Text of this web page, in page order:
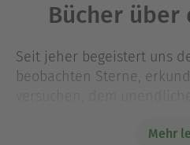
Bücher über
Seit jeher begeistert uns
beobachten Sterne,
Know-hows, Erfindergeist
Mehr